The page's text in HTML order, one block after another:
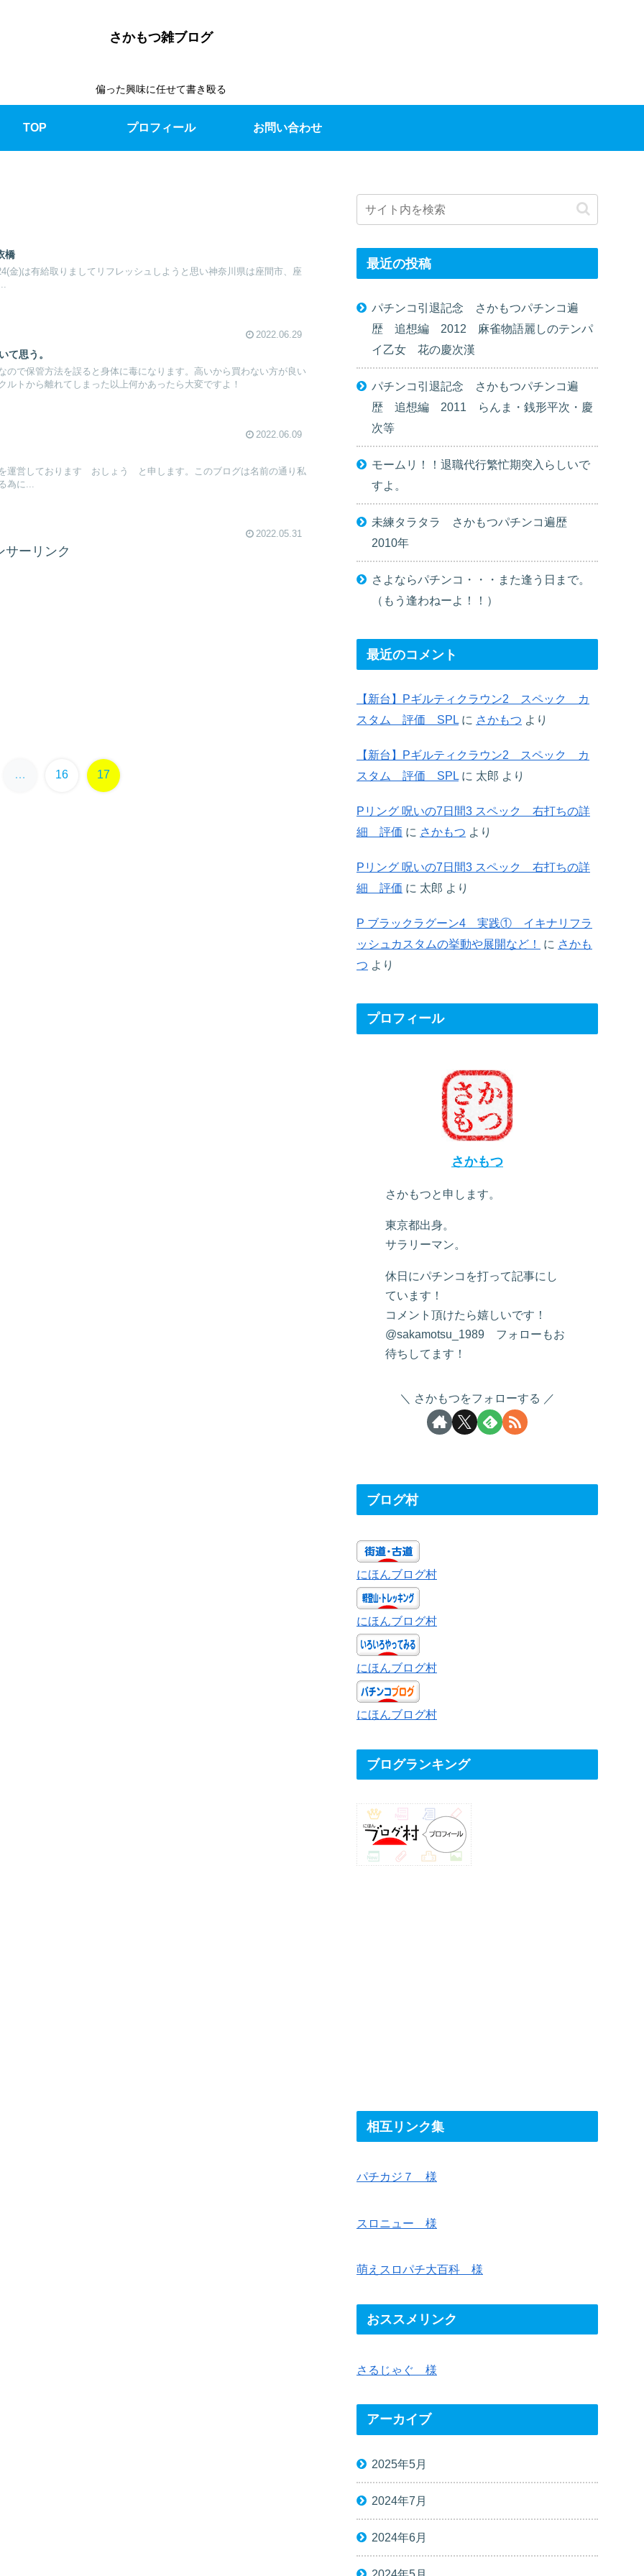
さかもつ雑ブログ
偏った興味に任せて書き殴る
TOP プロフィール お問い合わせ
橋
金)は有給取りましてリフレッシュしようと思い神奈川県は座間市、座
2022.06.29
て思う。
ので保管方法を誤ると身体に毒になります。高いから買わない方が良い
ルトから離れてしまった以上何かあったら大変ですよ！
2022.06.09
運営しております おしょう と申します。このブログは名前の通り私
為に...
2022.05.31
サーリンク
… 16 17
最近の投稿
パチンコ引退記念 さかもつパチンコ遍
歴 追想編 2012 麻雀物語麗しのテンパ
イ乙女 花の慶次漢
パチンコ引退記念 さかもつパチンコ遍
歴 追想編 2011 らんま・銭形平次・慶
次等
モームリ！！退職代行繁忙期突入らしいで
すよ。
未練タラタラ さかもつパチンコ遍歴
2010年
さよならパチンコ・・・また逢う日まで。
（もう逢わねーよ！！）
最近のコメント
【新台】Pギルティクラウン2 スペック カ
スタム 評価 SPL に さかもつ より
【新台】Pギルティクラウン2 スペック カ
スタム 評価 SPL に 太郎 より
Pリング 呪いの7日間3 スペック 右打ちの詳
細 評価 に さかもつ より
Pリング 呪いの7日間3 スペック 右打ちの詳
細 評価 に 太郎 より
P ブラックラグーン4 実践① イキナリフラ
ッシュカスタムの挙動や展開など！
に さかも
つ より
プロフィール
さかもつ
さかもつと申します。
東京都出身。
サラリーマン。
休日にパチンコを打って記事にし
ています！
コメント頂けたら嬉しいです！
@sakamotsu_1989 フォローもお
待ちしてます！
さかもつをフォローする
ブログ村
にほんブログ村
にほんブログ村
にほんブログ村
にほんブログ村
ブログランキング
相互リンク集
パチカジ７ 様
スロニュー 様
萌えスロパチ大百科 様
おススメリンク
さるじゃぐ 様
アーカイブ
2025年5月
2024年7月
2024年6月